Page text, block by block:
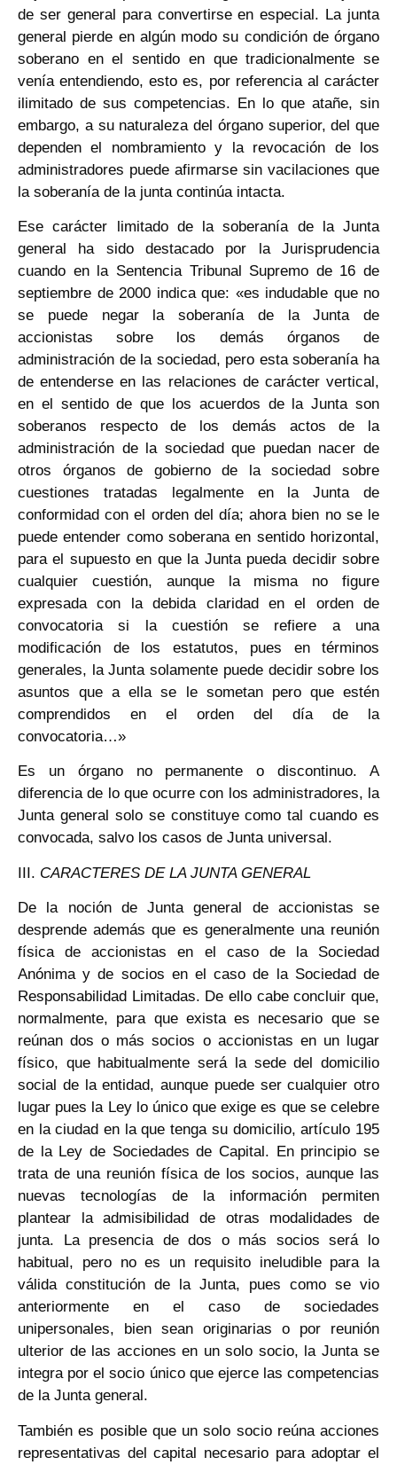
de ser general para convertirse en especial. La junta
general pierde en algún modo su condición de órgano
soberano en el sentido en que tradicionalmente se
venía entendiendo, esto es, por referencia al carácter
ilimitado de sus competencias. En lo que atañe, sin
embargo, a su naturaleza del órgano superior, del que
dependen el nombramiento y la revocación de los
administradores puede afirmarse sin vacilaciones que
la soberanía de la junta continúa intacta.
Ese carácter limitado de la soberanía de la Junta
general ha sido destacado por la Jurisprudencia
cuando en la Sentencia Tribunal Supremo de 16 de
septiembre de 2000 indica que: «es indudable que no
se puede negar la soberanía de la Junta de
accionistas sobre los demás órganos de
administración de la sociedad, pero esta soberanía ha
de entenderse en las relaciones de carácter vertical,
en el sentido de que los acuerdos de la Junta son
soberanos respecto de los demás actos de la
administración de la sociedad que puedan nacer de
otros órganos de gobierno de la sociedad sobre
cuestiones tratadas legalmente en la Junta de
conformidad con el orden del día; ahora bien no se le
puede entender como soberana en sentido horizontal,
para el supuesto en que la Junta pueda decidir sobre
cualquier cuestión, aunque la misma no figure
expresada con la debida claridad en el orden de
convocatoria si la cuestión se refiere a una
modificación de los estatutos, pues en términos
generales, la Junta solamente puede decidir sobre los
asuntos que a ella se le sometan pero que estén
comprendidos en el orden del día de la
convocatoria…»
Es un órgano no permanente o discontinuo. A
diferencia de lo que ocurre con los administradores, la
Junta general solo se constituye como tal cuando es
convocada, salvo los casos de Junta universal.
III. CARACTERES DE LA JUNTA GENERAL
De la noción de Junta general de accionistas se
desprende además que es generalmente una reunión
física de accionistas en el caso de la Sociedad
Anónima y de socios en el caso de la Sociedad de
Responsabilidad Limitadas. De ello cabe concluir que,
normalmente, para que exista es necesario que se
reúnan dos o más socios o accionistas en un lugar
físico, que habitualmente será la sede del domicilio
social de la entidad, aunque puede ser cualquier otro
lugar pues la Ley lo único que exige es que se celebre
en la ciudad en la que tenga su domicilio, artículo 195
de la Ley de Sociedades de Capital. En principio se
trata de una reunión física de los socios, aunque las
nuevas tecnologías de la información permiten
plantear la admisibilidad de otras modalidades de
junta. La presencia de dos o más socios será lo
habitual, pero no es un requisito ineludible para la
válida constitución de la Junta, pues como se vio
anteriormente en el caso de sociedades
unipersonales, bien sean originarias o por reunión
ulterior de las acciones en un solo socio, la Junta se
integra por el socio único que ejerce las competencias
de la Junta general.
También es posible que un solo socio reúna acciones
representativas del capital necesario para adoptar el